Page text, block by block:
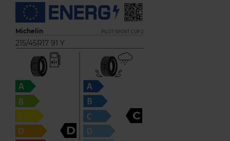
Michelin PILOT SPORT CUP 2
215/45R17 91 Y
D
C